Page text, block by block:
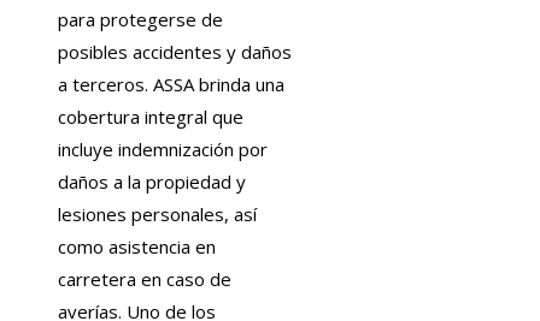
para protegerse de
posibles accidentes y daños
a terceros. ASSA brinda una
cobertura integral que
incluye indemnización por
daños a la propiedad y
lesiones personales, así
como asistencia en
carretera en caso de
averías. Uno de los